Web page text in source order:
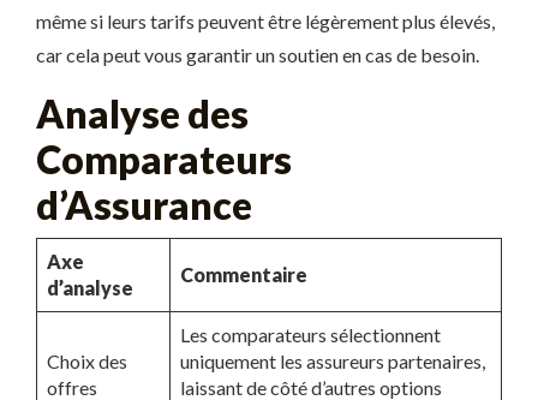
même si leurs tarifs peuvent être légèrement plus élevés,
car cela peut vous garantir un soutien en cas de besoin.
Analyse des
Comparateurs
d’Assurance
Axe
d’analyse
Commentaire
Choix des
offres
Les comparateurs sélectionnent
uniquement les assureurs partenaires,
laissant de côté d’autres options